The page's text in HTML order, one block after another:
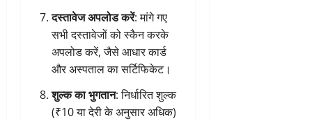
दस्तावेज अपलोड करें: मांगे गए
सभी दस्तावेजों को स्कैन करके
अपलोड करें, जैसे आधार कार्ड
और अस्पताल का सर्टिफिकेट।
शुल्क का भुगतान: निर्धारित शुल्क
(₹10 या देरी के अनुसार अधिक)